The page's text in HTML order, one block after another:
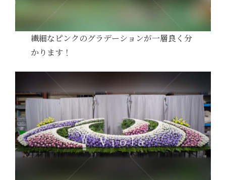
繊細なピンクのグラデーションが一層良く分
かります！